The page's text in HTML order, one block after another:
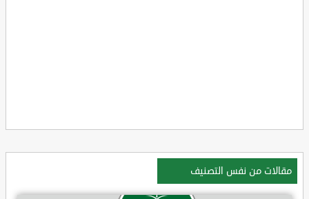
مقالات من نفس التصنيف